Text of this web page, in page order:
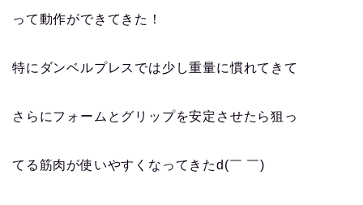
って動作ができてきた！
特にダンベルプレスでは少し重量に慣れてきて
さらにフォームとグリップを安定させたら狙っ
てる筋肉が使いやすくなってきたd(￣ ￣)